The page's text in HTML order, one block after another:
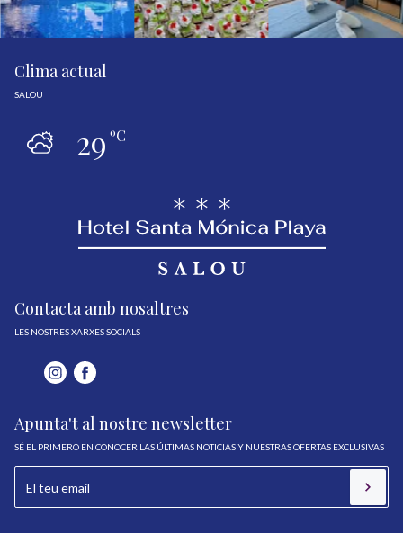
Clima actual
SALOU
29ºC
Contacta amb nosaltres
LES NOSTRES XARXES SOCIALS
Apunta't al nostre newsletter
SÉ EL PRIMERO EN CONOCER LAS ÚLTIMAS NOTICIAS Y NUESTRAS OFERTAS EXCLUSIVAS